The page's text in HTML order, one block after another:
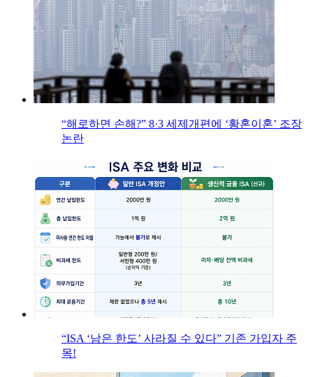
“해로하면 손해?” 8·3 세제개편에 ‘황혼이혼’ 조장
논란
“ISA ‘남은 한도’ 사라질 수 있다” 기존 가입자 주
목!